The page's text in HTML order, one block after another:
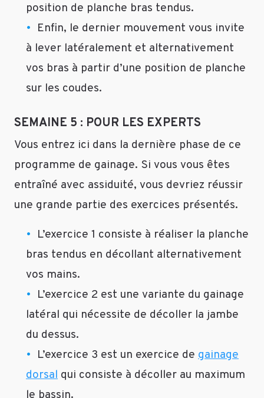
position de planche bras tendus.
Enfin, le dernier mouvement vous invite
à lever latéralement et alternativement
vos bras à partir d’une position de planche
sur les coudes.
SEMAINE 5 : POUR LES EXPERTS
Vous entrez ici dans la dernière phase de ce
programme de gainage. Si vous vous êtes
entraîné avec assiduité, vous devriez réussir
une grande partie des exercices présentés.
L’exercice 1 consiste à réaliser la planche
bras tendus en décollant alternativement
vos mains.
L’exercice 2 est une variante du gainage
latéral qui nécessite de décoller la jambe
du dessus.
L’exercice 3 est un exercice de gainage
dorsal qui consiste à décoller au maximum
le bassin.
beaucoup
pour
cette
rapide
et
les
infos,
quoi
m’encourager
continuer
Répondre